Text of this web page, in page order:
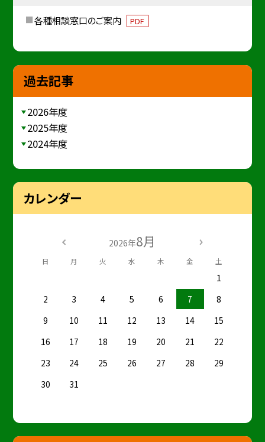
各種相談窓口のご案内 PDF
過去記事
2026年度
2025年度
2024年度
カレンダー
2026年8月
日 月 火 水 木 金 土
1
2
3 4 5 6 7
8
9
10 11 12 13 14
15
16
17 18 19 20 21
22
23
24 25 26 27 28
29
30
31